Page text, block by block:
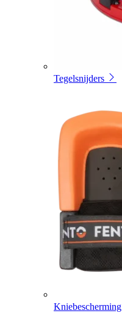
Tegelsnijders
Kniebescherming